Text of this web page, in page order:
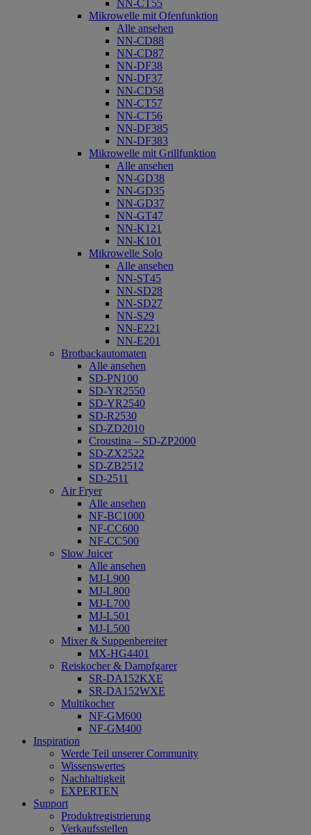
NN-CT55
Mikrowelle mit Ofenfunktion
Alle ansehen
NN-CD88
NN-CD87
NN-DF38
NN-DF37
NN-CD58
NN-CT57
NN-CT56
NN-DF385
NN-DF383
Mikrowelle mit Grillfunktion
Alle ansehen
NN-GD38
NN-GD35
NN-GD37
NN-GT47
NN-K121
NN-K101
Mikrowelle Solo
Alle ansehen
NN-ST45
NN-SD28
NN-SD27
NN-S29
NN-E221
NN-E201
Brotbackautomaten
Alle ansehen
SD-PN100
SD-YR2550
SD-YR2540
SD-R2530
SD-ZD2010
Croustina – SD-ZP2000
SD-ZX2522
SD-ZB2512
SD-2511
Air Fryer
Alle ansehen
NF-BC1000
NF-CC600
NF-CC500
Slow Juicer
Alle ansehen
MJ-L900
MJ-L800
MJ-L700
MJ-L501
MJ-L500
Mixer & Suppenbereiter
MX-HG4401
Reiskocher & Dampfgarer
SR-DA152KXE
SR-DA152WXE
Multikocher
NF-GM600
NF-GM400
Inspiration
Werde Teil unserer Community
Wissenswertes
Nachhaltigkeit
EXPERTEN
Support
Produktregistrierung
Verkaufsstellen